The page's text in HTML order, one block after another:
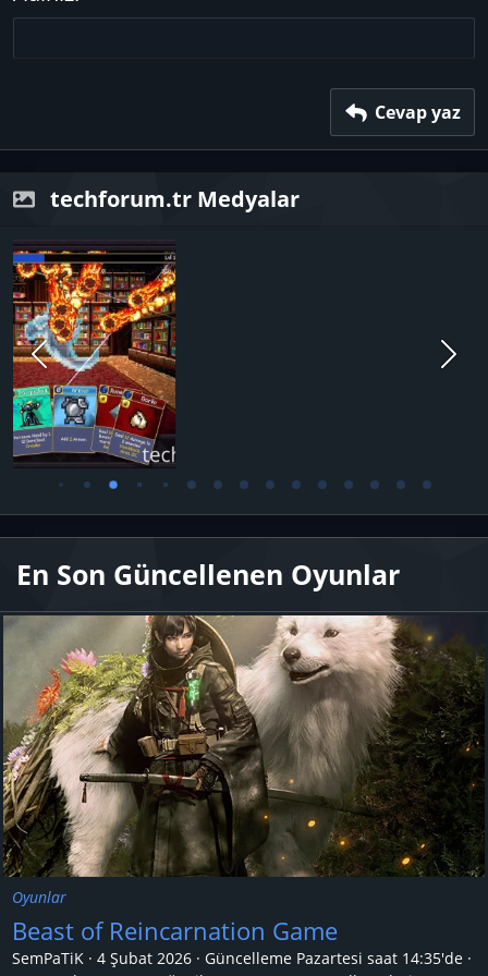
Cevap yaz
techforum.tr Medyalar
En Son Güncellenen Oyunlar
Oyunlar
Beast of Reincarnation Game
SemPaTiK 4 Şubat 2026 Güncelleme Pazartesi saat 14:35'de